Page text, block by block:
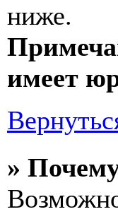
ниже.
имеет
»